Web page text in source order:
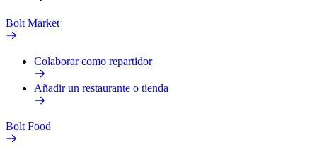
Bolt Market
Colaborar como repartidor
Añadir un restaurante o tienda
Bolt Food